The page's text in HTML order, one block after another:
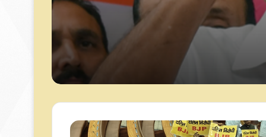
राहुल गांधी ने रांची में
आंदोलनकारी छात्रों से की
मांगों की सूची मांगी